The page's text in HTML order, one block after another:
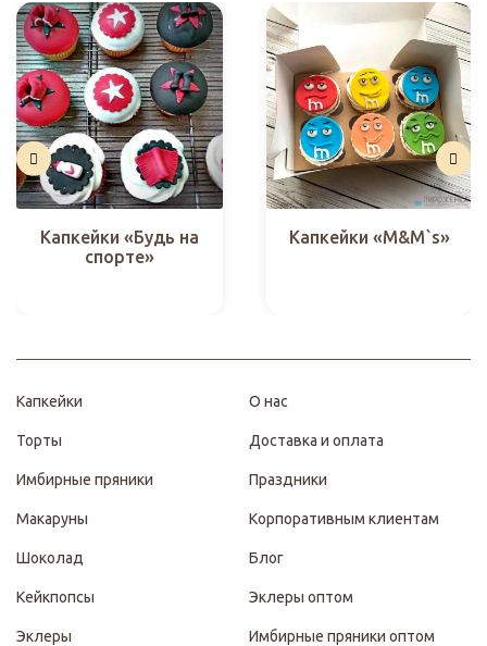
Капкейки «Будь на
спорте»
Капкейки «M&M`s»
Капкейки
Торты
Имбирные пряники
Макаруны
Шоколад
Кейкпопсы
Эклеры
О нас
Доставка и оплата
Праздники
Корпоративным клиентам
Блог
Эклеры оптом
Имбирные пряники оптом